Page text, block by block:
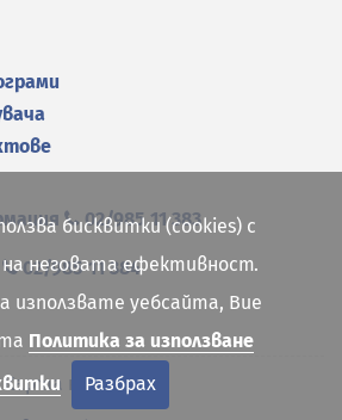
02/985 11 383
02/985 11 384
Карта на сайта
бисквитки (cookies) с
на неговата ефективност.
използвате уебсайта, Вие
Политика за използване
Разбрах